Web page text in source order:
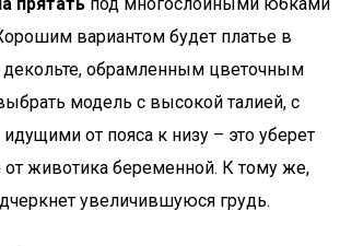
вариантом будет платье в
декольте, обрамленным цветочным
модель с высокой талией, с
от пояса к низу – это уберет
животика беременной. К тому же,
увеличившуюся грудь.